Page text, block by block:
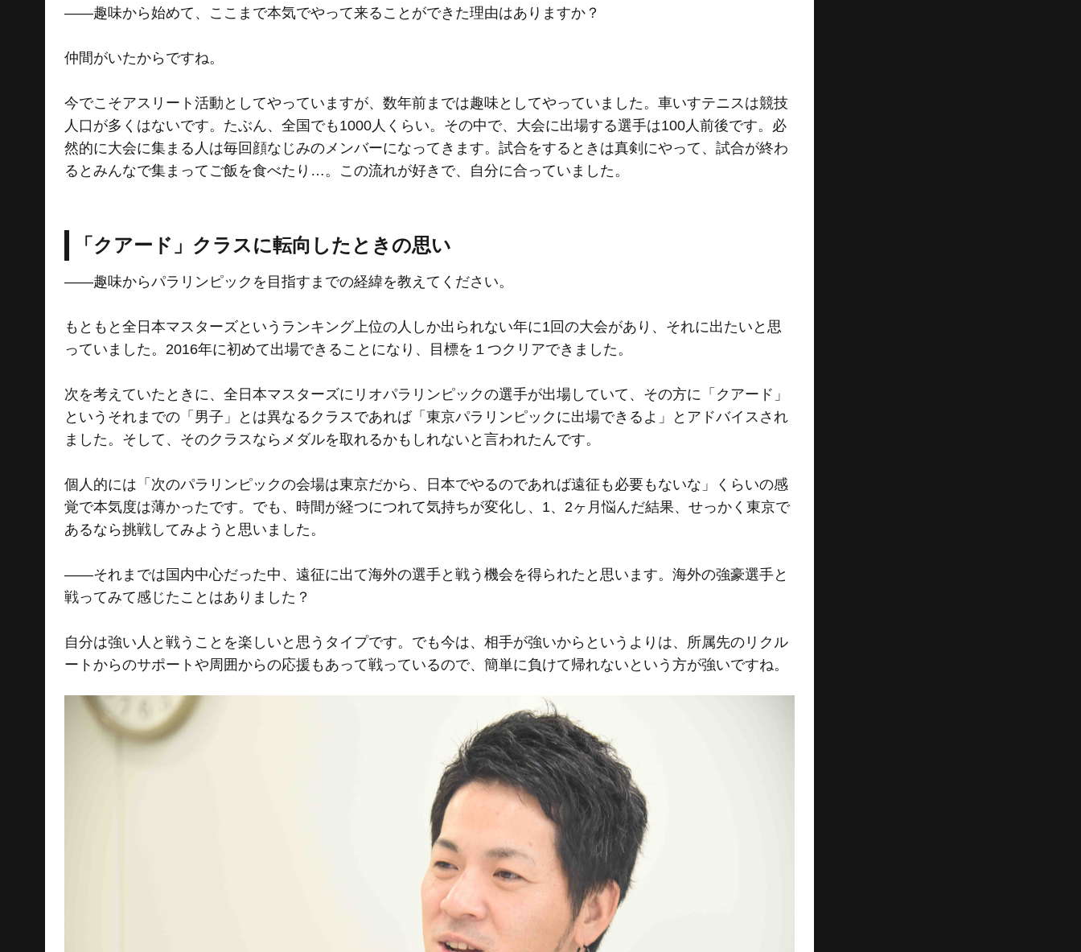
――趣味から始めて、ここまで本気でやって来ることができた理由はありますか？
仲間がいたからですね。
今でこそアスリート活動としてやっていますが、数年前までは趣味としてやっていました。車いすテニスは競技
人口が多くはないです。たぶん、全国でも1000人くらい。その中で、大会に出場する選手は100人前後です。必
然的に大会に集まる人は毎回顔なじみのメンバーになってきます。試合をするときは真剣にやって、試合が終わ
るとみんなで集まってご飯を食べたり…。この流れが好きで、自分に合っていました。
「クアード」クラスに転向したときの思い
――趣味からパラリンピックを目指すまでの経緯を教えてください。
もともと全日本マスターズというランキング上位の人しか出られない年に1回の大会があり、それに出たいと思
っていました。2016年に初めて出場できることになり、目標を１つクリアできました。
次を考えていたときに、全日本マスターズにリオパラリンピックの選手が出場していて、その方に「クアード」
というそれまでの「男子」とは異なるクラスであれば「東京パラリンピックに出場できるよ」とアドバイスされ
ました。そして、そのクラスならメダルを取れるかもしれないと言われたんです。
個人的には「次のパラリンピックの会場は東京だから、日本でやるのであれば遠征も必要もないな」くらいの感
覚で本気度は薄かったです。でも、時間が経つにつれて気持ちが変化し、1、2ヶ月悩んだ結果、せっかく東京で
あるなら挑戦してみようと思いました。
――それまでは国内中心だった中、遠征に出て海外の選手と戦う機会を得られたと思います。海外の強豪選手と
戦ってみて感じたことはありました？
自分は強い人と戦うことを楽しいと思うタイプです。でも今は、相手が強いからというよりは、所属先のリクル
ートからのサポートや周囲からの応援もあって戦っているので、簡単に負けて帰れないという方が強いですね。